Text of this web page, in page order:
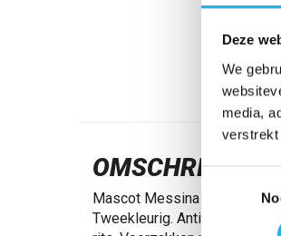
Deze
We
media,
verstrekt
OMSCHRIJVING
Mascot Messina | 6042-137
Tweekleurig. Anti-pilling